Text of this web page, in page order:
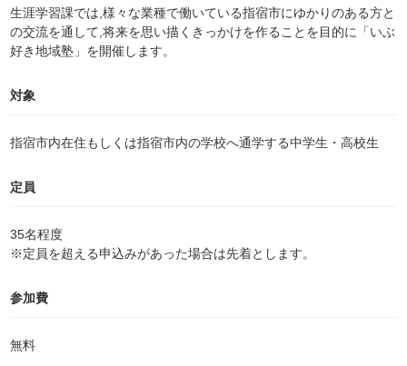
生涯学習課では,様々な業種で働いている指宿市にゆかりのある方と
の交流を通して,将来を思い描くきっかけを作ることを目的に「いぶ
好き地域塾」を開催します。
対象
指宿市内在住もしくは指宿市内の学校へ通学する中学生・高校生
定員
35名程度
※定員を超える申込みがあった場合は先着とします。
参加費
無料